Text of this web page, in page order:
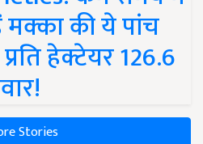
मक्का की ये पांच
हेक्टेयर 126.6
Stories